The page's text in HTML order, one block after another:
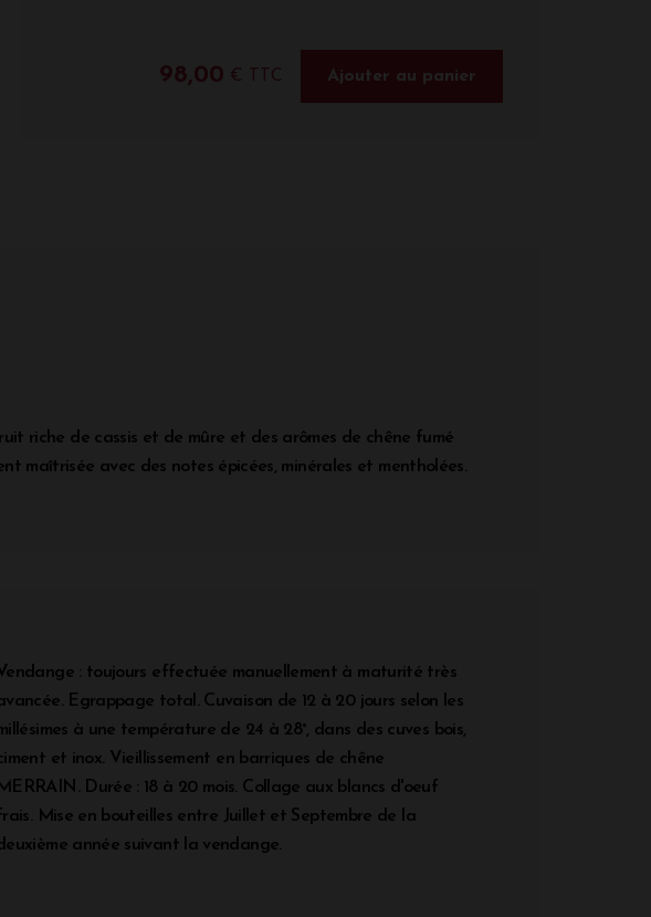
98,00 € TTC Ajouter au panier
riche de cassis et de mûre et des arômes de chêne fumé
maîtrisée avec des notes épicées, minérales et mentholées.
: toujours effectuée manuellement à maturité très
Egrappage total. Cuvaison de 12 à 20 jours selon les
à une température de 24 à 28°, dans des cuves bois,
et inox. Vieillissement en barriques de chêne
MERRAIN. Durée : 18 à 20 mois. Collage aux blancs d'oeuf
Mise en bouteilles entre Juillet et Septembre de la
année suivant la vendange.